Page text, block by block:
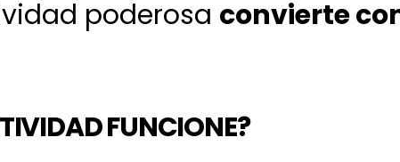
poderosa convierte
FUNCIONE?